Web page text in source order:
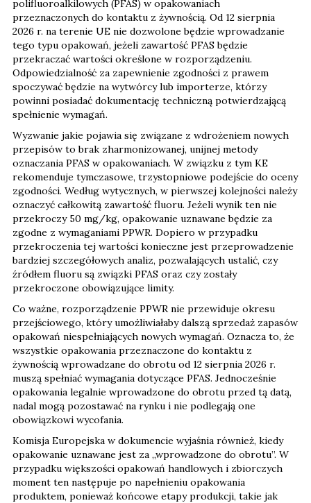
polifluoroalkilowych (PFAS) w opakowaniach
przeznaczonych do kontaktu z żywnością. Od 12 sierpnia
2026 r. na terenie UE nie dozwolone będzie wprowadzanie
tego typu opakowań, jeżeli zawartość PFAS będzie
przekraczać wartości określone w rozporządzeniu.
Odpowiedzialność za zapewnienie zgodności z prawem
spoczywać będzie na wytwórcy lub importerze, którzy
powinni posiadać dokumentację techniczną potwierdzającą
spełnienie wymagań.
Wyzwanie jakie pojawia się związane z wdrożeniem nowych
przepisów to brak zharmonizowanej, unijnej metody
oznaczania PFAS w opakowaniach. W związku z tym KE
rekomenduje tymczasowe, trzystopniowe podejście do oceny
zgodności. Według wytycznych, w pierwszej kolejności należy
oznaczyć całkowitą zawartość fluoru. Jeżeli wynik ten nie
przekroczy 50 mg/kg, opakowanie uznawane będzie za
zgodne z wymaganiami PPWR. Dopiero w przypadku
przekroczenia tej wartości konieczne jest przeprowadzenie
bardziej szczegółowych analiz, pozwalających ustalić, czy
źródłem fluoru są związki PFAS oraz czy zostały
przekroczone obowiązujące limity.
Co ważne, rozporządzenie PPWR nie przewiduje okresu
przejściowego, który umożliwiałaby dalszą sprzedaż zapasów
opakowań niespełniających nowych wymagań. Oznacza to, że
wszystkie opakowania przeznaczone do kontaktu z
żywnością wprowadzane do obrotu od 12 sierpnia 2026 r.
muszą spełniać wymagania dotyczące PFAS. Jednocześnie
opakowania legalnie wprowadzone do obrotu przed tą datą,
nadal mogą pozostawać na rynku i nie podlegają one
obowiązkowi wycofania.
Komisja Europejska w dokumencie wyjaśnia również, kiedy
opakowanie uznawane jest za „wprowadzone do obrotu”. W
przypadku większości opakowań handlowych i zbiorczych
moment ten następuje po napełnieniu opakowania
produktem, ponieważ końcowe etapy produkcji, takie jak